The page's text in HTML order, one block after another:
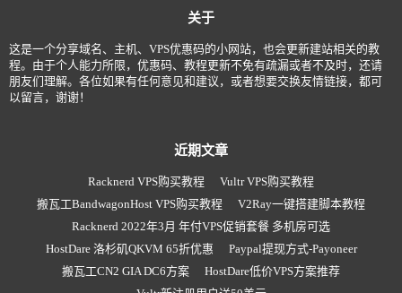
关于
这是一个分享域名、主机、VPS优惠码的小网站，也会更新建站相关的教
程。由于个人能力所限，优惠码、教程更新不免有疏漏或者不及时，还请
朋友们理解。各位如果有任何意见和建议，或者想要交换友情链接，都可
以留言，谢谢！
近期文章
Racknerd VPS购买教程
Vultr VPS购买教程
搬瓦工BandwagonHost VPS购买教程
V2Ray一键搭建脚本教程
Racknerd 2022年3月 年付VPS促销套餐 多机房可选
HostDare 洛杉矶QKVM 65折优惠
Paypal提现方式-Payoneer
搬瓦工CN2 GIA DC6方案
HostDare低价VPS方案推荐